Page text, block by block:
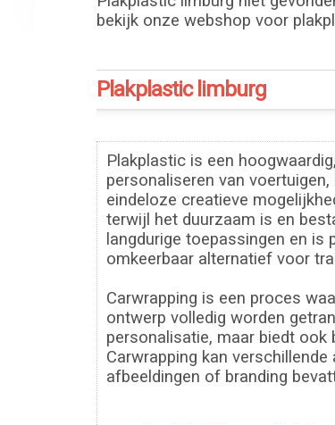
bekijk onze webshop voor
Plakplastic limburg
Plakplastic is een
personaliseren van
eindeloze creatieve
terwijl het duurzaam is en
langdurige toepassingen en
omkeerbaar alternatief voor
Carwrapping is een proces
ontwerp volledig worden
personalisatie, maar biedt ook
Carwrapping kan
afbeeldingen of branding